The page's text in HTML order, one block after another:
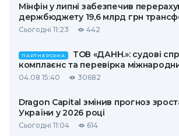
Мінфін у липні забезпечив
держбюджету 19,6 млрд грн
Сьогодні 11:23 442
ПАРТНЕРСЬКА
ТОВ «ДАНН.»: судові
комплаєнс та перевірка
04.08 15:40 30682
Dragon Capital змінив прогноз
України у 2026 році
Сьогодні 11:04 614